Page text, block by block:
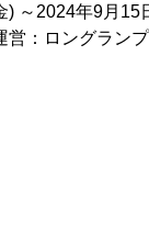
) ～2024年9月15
：ロングラン